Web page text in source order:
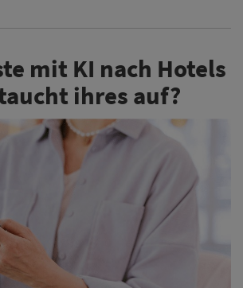
mit KI nach Hotels
ihres auf?